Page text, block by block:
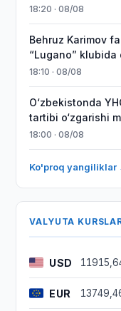
18:20 · 08/08
Behruz Karimov
“Lugano”
18:10 · 08/08
O‘zbekistonda
tartibi o‘zgarishi
18:00 · 08/08
Ko'proq yangiliklar
VALYUTA
USD
EUR